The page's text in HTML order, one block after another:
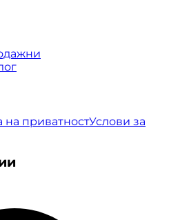
на приватностУслови за